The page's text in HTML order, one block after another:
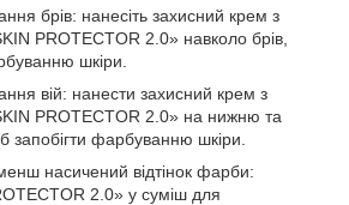
брів: нанесіть захисний крем з
PROTECTOR 2.0» навколо брів,
шкіри.
вій: нанести захисний крем з
PROTECTOR 2.0» на нижню та
запобігти фарбуванню шкіри.
насичений відтінок фарби:
2.0» у суміш для